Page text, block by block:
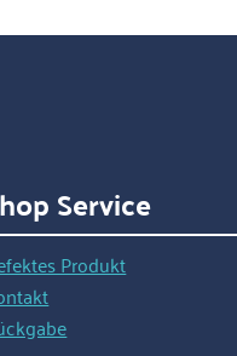
Service
Produkt